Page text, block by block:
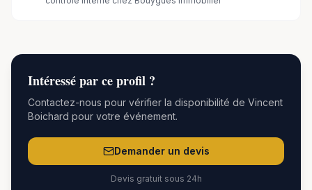
Intéressé parceprofil ?
Contactez-nous pour vérifier la disponibilité de Vincent
Boichard pour votre événement.
Demander un devis
Devis gratuit sous 24h